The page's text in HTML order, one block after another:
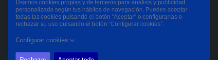
Política De Cookies